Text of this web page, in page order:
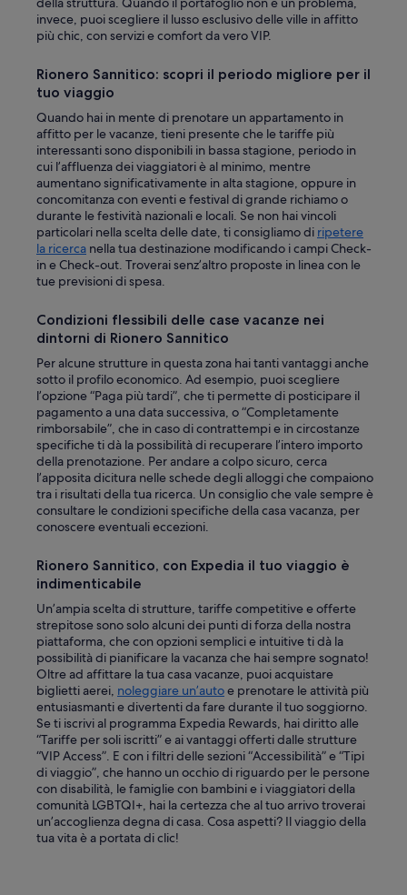
invece, puoi scegliere il lusso esclusivo delle ville in affitto
più chic, con servizi e comfort da vero VIP.
Rionero Sannitico: scopri il periodo migliore per il
tuo viaggio
Quando hai in mente di prenotare un appartamento in
affitto per le vacanze, tieni presente che le tariffe più
interessanti sono disponibili in bassa stagione, periodo in
cui l’affluenza dei viaggiatori è al minimo, mentre
aumentano significativamente in alta stagione, oppure in
concomitanza con eventi e festival di grande richiamo o
durante le festività nazionali e locali. Se non hai vincoli
particolari nella scelta delle date, ti consigliamo di ripetere
la ricerca nella tua destinazione modificando i campi Check-
in e Check-out. Troverai senz’altro proposte in linea con le
tue previsioni di spesa.
Condizioni flessibili delle case vacanze nei
dintorni di Rionero Sannitico
Per alcune strutture in questa zona hai tanti vantaggi anche
sotto il profilo economico. Ad esempio, puoi scegliere
l’opzione “Paga più tardi”, che ti permette di posticipare il
pagamento a una data successiva, o “Completamente
rimborsabile”, che in caso di contrattempi e in circostanze
specifiche ti dà la possibilità di recuperare l’intero importo
della prenotazione. Per andare a colpo sicuro, cerca
l’apposita dicitura nelle schede degli alloggi che compaiono
tra i risultati della tua ricerca. Un consiglio che vale sempre è
consultare le condizioni specifiche della casa vacanza, per
conoscere eventuali eccezioni.
Rionero Sannitico, con Expedia il tuo viaggio è
indimenticabile
Un’ampia scelta di strutture, tariffe competitive e offerte
strepitose sono solo alcuni dei punti di forza della nostra
piattaforma, che con opzioni semplici e intuitive ti dà la
possibilità di pianificare la vacanza che hai sempre sognato!
Oltre ad affittare la tua casa vacanze, puoi acquistare
biglietti aerei, noleggiare un’autoe prenotare le attività più
entusiasmanti e divertenti da fare durante il tuo soggiorno.
Se ti iscrivi al programma Expedia Rewards, hai diritto alle
“Tariffe per soli iscritti” e ai vantaggi offerti dalle strutture
“VIP Access”. E con i filtri delle sezioni “Accessibilità” e “Tipi
di viaggio”, che hanno un occhio di riguardo per le persone
con disabilità, le famiglie con bambini e i viaggiatori della
comunità LGBTQI+, hai la certezza che al tuo arrivo troverai
un’accoglienza degna di casa. Cosa aspetti? Il viaggio della
tua vita è a portata di clic!